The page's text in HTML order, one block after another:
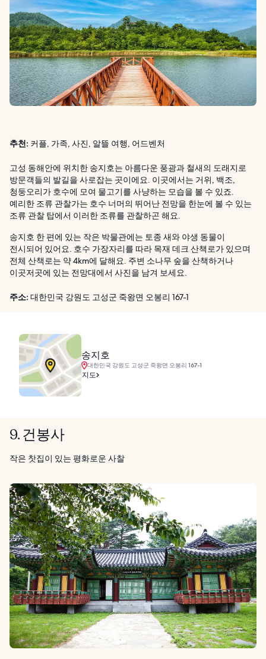
추천: 커플, 가족, 사진, 알뜰 여행, 어드벤처
고성 동해안에 위치한 송지호는 아름다운 풍광과 철새의 도래지로
방문객들의 발길을 사로잡는 곳이에요. 이곳에서는 거위, 백조,
청둥오리가 호수에 모여 물고기를 사냥하는 모습을 볼 수 있죠.
예리한 조류 관찰가는 호수 너머의 뛰어난 전망을 한눈에 볼 수 있는
조류 관찰 탑에서 이러한 조류를 관찰하곤 해요.
송지호 한 편에 있는 작은 박물관에는 토종 새와 야생 동물이
전시되어 있어요. 호수 가장자리를 따라 목재 데크 산책로가 있으며
전체 산책로는 약 4km에 달해요. 주변 소나무 숲을 산책하거나
이곳저곳에 있는 전망대에서 사진을 남겨 보세요.
주소: 대한민국 강원도 고성군 죽왕면 오봉리 167-1
송지호
대한민국 강원도 고성군 죽왕면 오봉리 167-1
지도
9. 건봉사
작은 찻집이 있는 평화로운 사찰